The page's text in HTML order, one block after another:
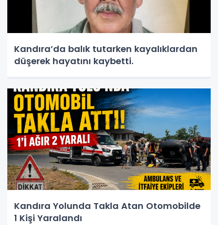
Kandıra’da balık tutarken kayalıklardan
düşerek hayatını kaybetti.
Kandıra Yolunda Takla Atan Otomobilde
1 Kişi Yaralandı